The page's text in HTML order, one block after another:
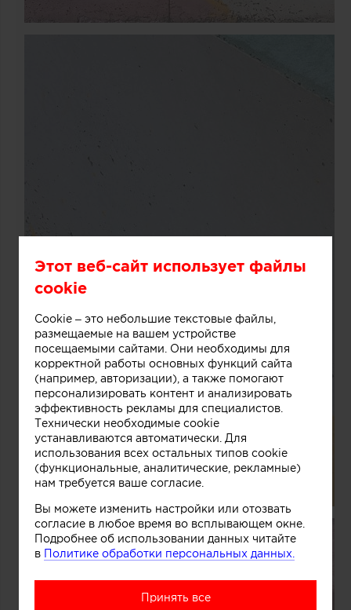
Этот веб-сайт использует файлы
cookie
Cookie – это небольшие текстовые файлы,
размещаемые на вашем устройстве
посещаемыми сайтами. Они необходимы для
корректной работы основных функций сайта
(например, авторизации), а также помогают
персонализировать контент и анализировать
эффективность рекламы для специалистов.
Технически необходимые cookie
устанавливаются автоматически. Для
использования всех остальных типов cookie
(функциональные, аналитические, рекламные)
нам требуется ваше согласие.
Вы можете изменить настройки или отозвать
согласие в любое время во всплывающем окне.
Подробнее об использовании данных читайте
в Политике обработки персональных данных.
Принять все